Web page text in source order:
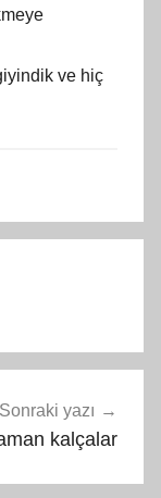
ve hiç
Sonraki yazı
kalçalar